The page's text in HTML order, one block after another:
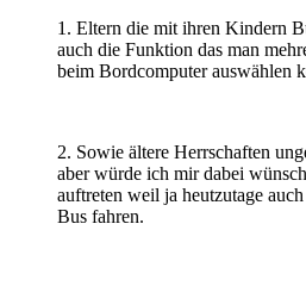
1. Eltern die mit ihren Kindern
auch die Funktion das man
beim Bordcomputer auswählen
2. Sowie ältere Herrschaften
aber würde ich mir dabei
auftreten weil ja heutzutage
Bus fahren.